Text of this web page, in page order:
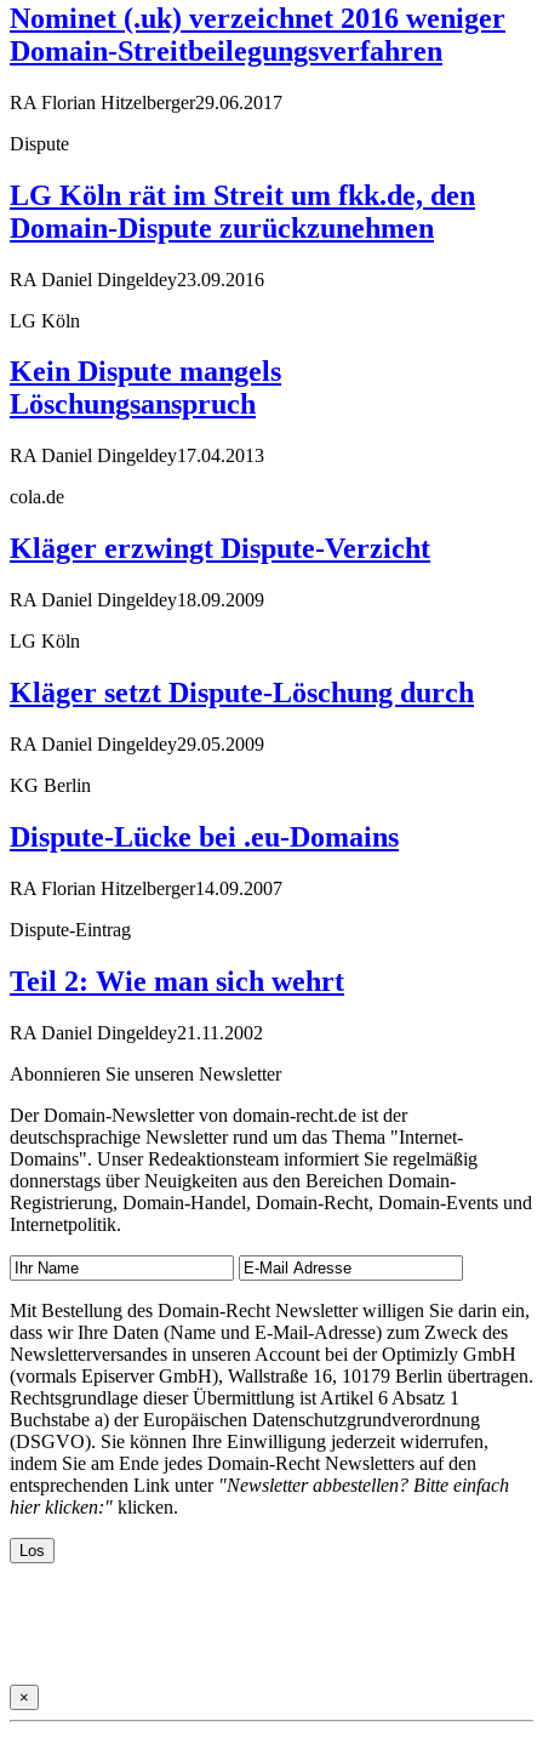
Nominet (.uk) verzeichnet 2016 weniger
Domain-Streitbeilegungsverfahren
RA Florian Hitzelberger29.06.2017
Dispute
LG Köln rät im Streit um fkk.de, den
Domain-Dispute zurückzunehmen
RA Daniel Dingeldey23.09.2016
LG Köln
Kein Dispute mangels
Löschungsanspruch
RA Daniel Dingeldey17.04.2013
cola.de
Kläger erzwingt Dispute-Verzicht
RA Daniel Dingeldey18.09.2009
LG Köln
Kläger setzt Dispute-Löschung durch
RA Daniel Dingeldey29.05.2009
KG Berlin
Dispute-Lücke bei .eu-Domains
RA Florian Hitzelberger14.09.2007
Dispute-Eintrag
Teil 2: Wie man sich wehrt
RA Daniel Dingeldey21.11.2002
Abonnieren Sie unseren Newsletter
Der Domain-Newsletter von domain-recht.de ist der
deutschsprachige Newsletter rund um das Thema "Internet-
Domains". Unser Redeaktionsteam informiert Sie regelmäßig
donnerstags über Neuigkeiten aus den Bereichen Domain-
Registrierung, Domain-Handel, Domain-Recht, Domain-Events und
Internetpolitik.
Mit Bestellung des Domain-Recht Newsletter willigen Sie darin ein,
dass wir Ihre Daten (Name und E-Mail-Adresse) zum Zweck des
Newsletterversandes in unseren Account bei der Optimizly GmbH
(vormals Episerver GmbH), Wallstraße 16, 10179 Berlin übertragen.
Rechtsgrundlage dieser Übermittlung ist Artikel 6 Absatz 1
Buchstabe a) der Europäischen Datenschutzgrundverordnung
(DSGVO). Sie können Ihre Einwilligung jederzeit widerrufen,
indem Sie am Ende jedes Domain-Recht Newsletters auf den
entsprechenden Link unter "Newsletter abbestellen? Bitte einfach
hier klicken:" klicken.
×